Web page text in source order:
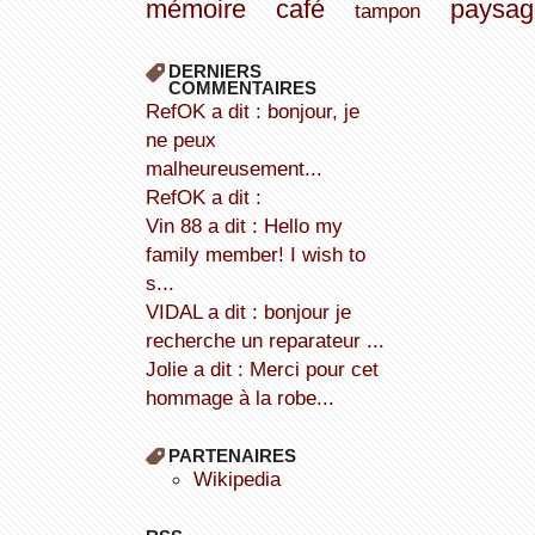
mémoire
café tampon
DERNIERS
COMMENTAIRES
refOK a dit : bonjour, je
ne peux
malheureusement...
refOK a dit :
Vin 88 a dit : Hello my
family member! I wish to
s...
VIDAL a dit : bonjour je
recherche un reparateur ...
Jolie a dit : Merci pour cet
hommage à la robe...
PARTENAIRES
wikipedia